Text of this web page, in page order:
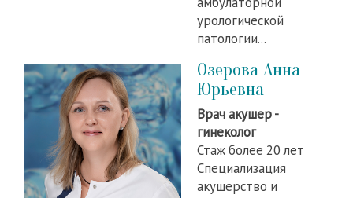
урологической
патологии...
Озерова Анна
Юрьевна
Врач акушер -
гинеколог
Стаж более 20 лет
Специализация
акушерство и